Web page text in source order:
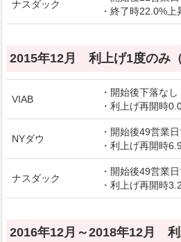
ナスダック
・終了時22.0%上
2015年12月 利上げ1度のみ（
VIAB
・開始後下落なし
・利上げ再開時
NYダウ
・開始後49営業
・利上げ再開時
ナスダック
・開始後49営業
・利上げ再開時
2016年12月～2018年12月 利